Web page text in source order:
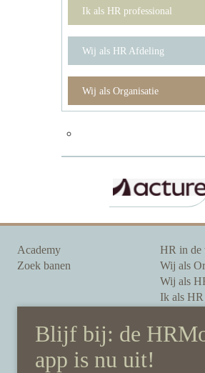
Ik als HR professional
Wij als HR Afdeling
Wij als Organisatie
Academy
Zoek banen
HR in de
Wij als
Wij als
Ik als HR
Onze auteurs
Onze